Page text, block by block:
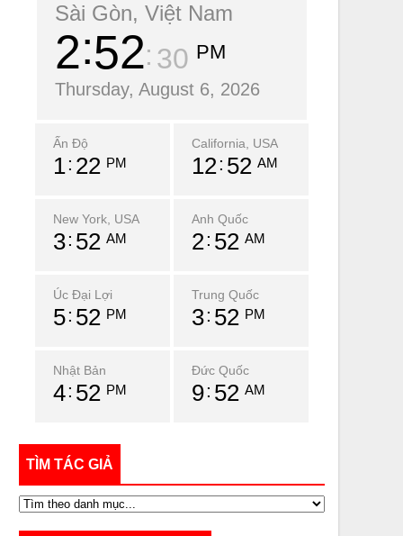
Sài Gòn, Việt Nam
2 52 31 PM
Thursday, August 6, 2026
Ấn Độ
1 22 PM
California, USA
12 52 AM
New York, USA
3 52 AM
Anh Quốc
2 52 AM
Úc Đại Lợi
5 52 PM
Trung Quốc
3 52 PM
Nhật Bản
4 52 PM
Đức Quốc
9 52 AM
TÌM TÁC GIẢ